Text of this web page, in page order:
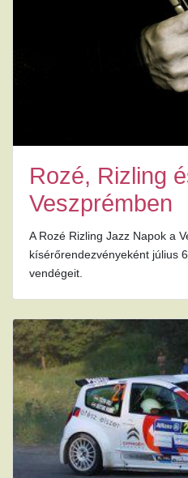
Rozé, Rizling
Veszprémben
A Rozé Rizling Jazz Napok a
kísérőrendezvényeként július
vendégeit.